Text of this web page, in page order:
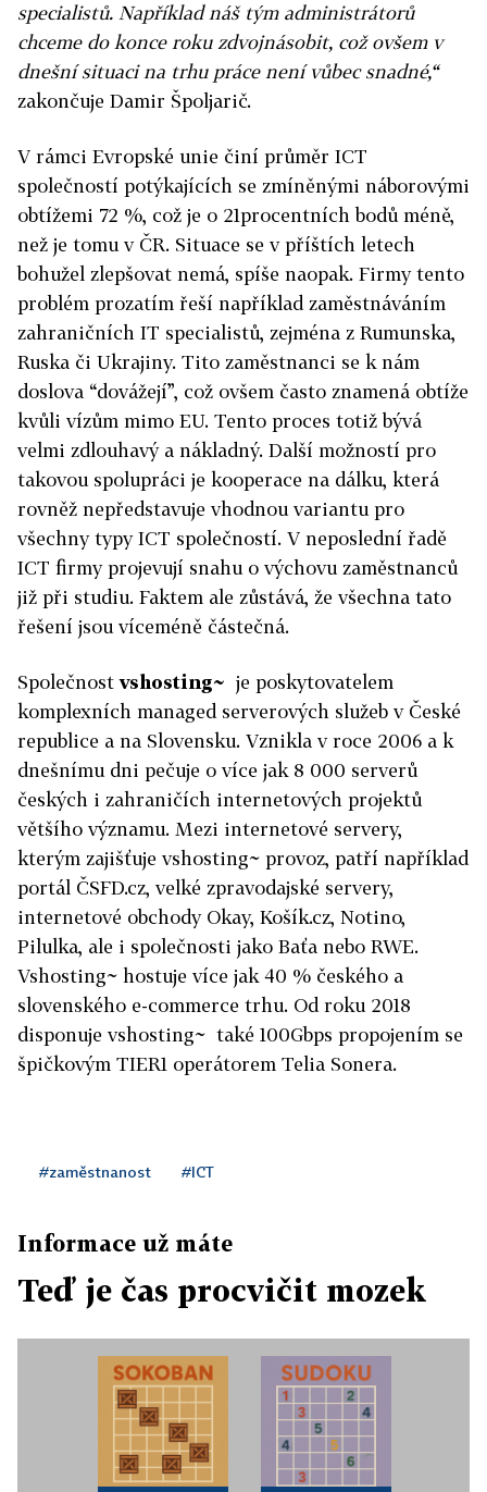
specialistů. Například náš tým administrátorů
chceme do konce roku zdvojnásobit, což ovšem v
dnešní situaci na trhu práce není vůbec snadné,“
zakončuje Damir Špoljarič.
V rámci Evropské unie činí průměr ICT
společností potýkajících se zmíněnými náborovými
obtížemi 72 %, což je o 21procentních bodů méně,
než je tomu v ČR. Situace se v příštích letech
bohužel zlepšovat nemá, spíše naopak. Firmy tento
problém prozatím řeší například zaměstnáváním
zahraničních IT specialistů, zejména z Rumunska,
Ruska či Ukrajiny. Tito zaměstnanci se k nám
doslova “dovážejí”, což ovšem často znamená obtíže
kvůli vízům mimo EU. Tento proces totiž bývá
velmi zdlouhavý a nákladný. Další možností pro
takovou spolupráci je kooperace na dálku, která
rovněž nepředstavuje vhodnou variantu pro
všechny typy ICT společností. V neposlední řadě
ICT firmy projevují snahu o výchovu zaměstnanců
již při studiu. Faktem ale zůstává, že všechna tato
řešení jsou víceméně částečná.
Společnostvshosting~ je poskytovatelem
komplexních managed serverových služeb v České
republice a na Slovensku. Vznikla v roce 2006 a k
dnešnímu dni pečuje o více jak 8 000 serverů
českých i zahraničích internetových projektů
většího významu. Mezi internetové servery,
kterým zajišťuje vshosting~ provoz, patří například
portál ČSFD.cz, velké zpravodajské servery,
internetové obchody Okay, Košík.cz, Notino,
Pilulka, ale i společnosti jako Baťa nebo RWE.
Vshosting~ hostuje více jak 40 % českého a
slovenského e-commerce trhu. Od roku 2018
disponuje vshosting~ také 100Gbps propojením se
špičkovým TIER1 operátorem Telia Sonera.
#zaměstnanost #ICT
Informace už máte
Teď je čas procvičit mozek